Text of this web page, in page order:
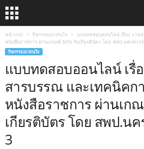
หน้าแรก กิจกรรมน่าสนใจ
แบบทดสอบออนไลน์ เรื่อง งาน
หนังสือราชการ ผ่านเกณฑ์ 80% รับเกียรติบัตร โดย สพป.นครสวร
กิจกรรมน่าสนใจ
แบบทดสอบออนไลน์ เรื่
สารบรรณ และเทคนิคก
หนังสือราชการ ผ่านเก
เกียรติบัตร โดย สพป.น
3